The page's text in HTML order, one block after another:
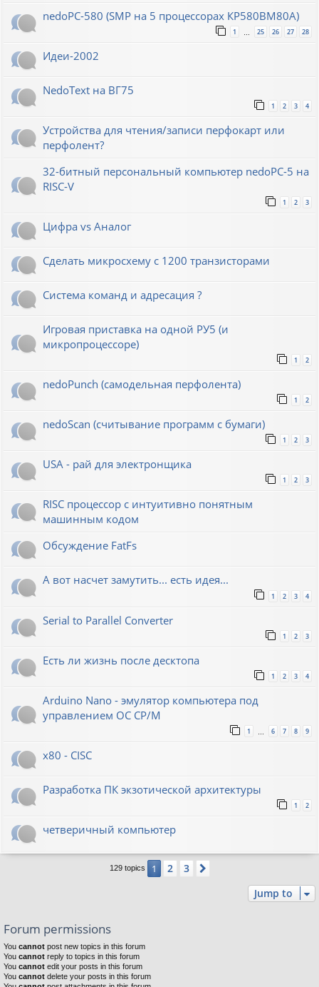
nedoPC-580 (SMP на 5 процессорах КР580ВМ80А)
1 25 26 27 28
Идеи-2002
NedoText на ВГ75
1 2 3 4
Устройства для чтения/записи перфокарт или
перфолент?
32-битный персональный компьютер nedoPC-5 на
RISC-V
1 2 3
Цифра vs Аналог
Сделать микросхему с 1200 транзисторами
Система команд и адресация ?
Игровая приставка на одной РУ5 (и
микропроцессоре)
1 2
nedoPunch (самодельная перфолента)
1 2
nedoScan (считывание программ с бумаги)
1 2 3
USA - рай для электронщика
1 2 3
RISC процессор с интуитивно понятным
машинным кодом
Обсуждение FatFs
А вот насчет замутить... есть идея...
1 2 3 4
Serial to Parallel Converter
1 2 3
Есть ли жизнь после десктопа
1 2 3 4
Arduino Nano - эмулятор компьютера под
управлением ОС CP/M
1 6 7 8 9
x80 - CISC
Разработка ПК экзотической архитектуры
1 2
четверичный компьютер
129 topics 1 2 3
Jump to
Forum permissions
You cannot post new topics in this forum
You cannot reply to topics in this forum
You cannot edit your posts in this forum
You cannot delete your posts in this forum